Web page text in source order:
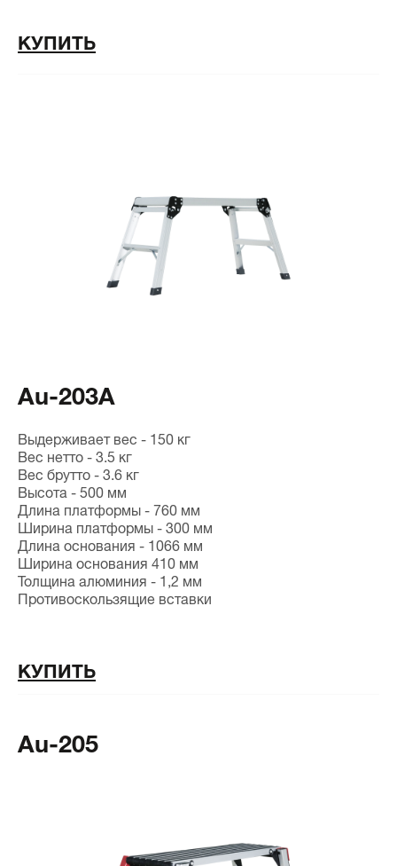
КУПИТЬ
Au-203A
Выдерживает вес - 150 кг
Вес нетто - 3.5 кг
Вес брутто - 3.6 кг
Высота - 500 мм
Длина платформы - 760 мм
Ширина платформы - 300 мм
Длина основания - 1066 мм
Ширина основания 410 мм
Толщина алюминия - 1,2 мм
Противоскользящие вставки
КУПИТЬ
Au-205